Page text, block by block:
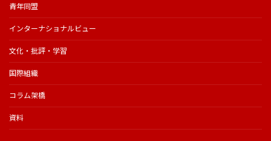
青年同盟
インターナショナルビュー
文化・批評・学習
国際組織
コラム架橋
資料